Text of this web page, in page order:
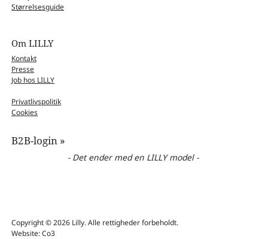
Størrelsesguide
Om LILLY
Kontakt
Presse
Job hos LILLY
Privatlivspolitik
Cookies
B2B-login »
- Det ender med en LILLY model -
Copyright © 2026 Lilly. Alle rettigheder forbeholdt.
Website: Co3